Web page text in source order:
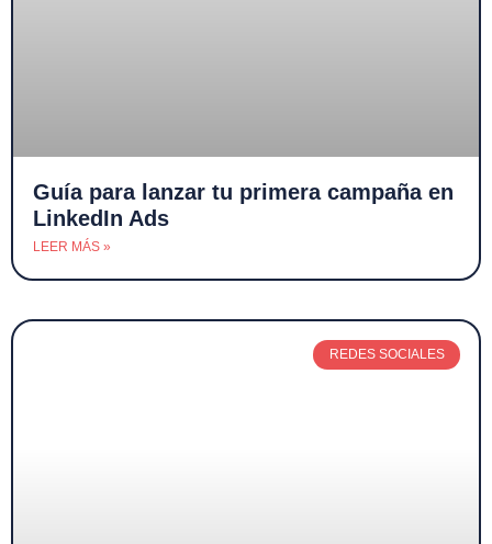
Guía para lanzar tu primera campaña en
LinkedIn Ads
LEER MÁS »
REDES SOCIALES